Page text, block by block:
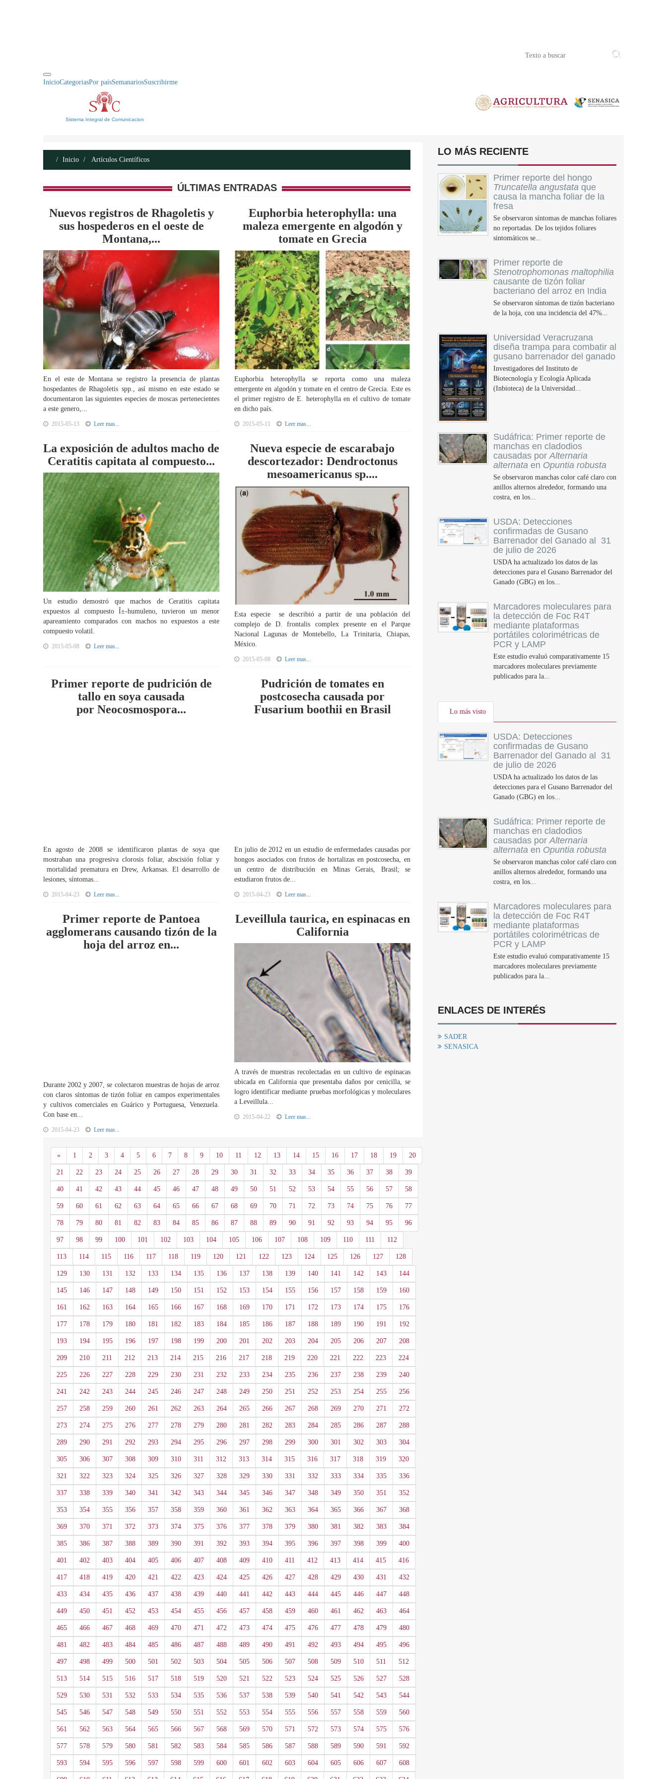
InicioCategoriasPor paísSemanariosSuscribirme
Sistema Integral de Comunicacion
Inicio Artículos Científicos
ÚLTIMAS ENTRADAS
Nuevos registros de Rhagoletis y
sus hospederos en el oeste de
Montana,...
En el este de Montana se registro la presencia de plantas
hospedantes de Rhagoletis spp., así mismo en este estado se
documentaron las siguientes especies de moscas pertenecientes
a este genero,...
2015-05-13 Leer mas...
Euphorbia heterophylla: una
maleza emergente en algodón y
tomate en Grecia
Euphorbia heterophylla se reporta como una maleza
emergente en algodón y tomate en el centro de Grecia. Este es
el primer registro de E. heterophylla en el cultivo de tomate
en dicho país.
2015-05-11 Leer mas...
La exposición de adultos macho de
Ceratitis capitata al compuesto...
Un estudio demostró que machos de Ceratitis capitata
expuestos al compuesto Î±-humuleno, tuvieron un menor
apareamiento comparados con machos no expuestos a este
compuesto volatil.
2015-05-08 Leer mas...
Nueva especie de escarabajo
descortezador: Dendroctonus
mesoamericanus sp....
Esta especie se describió a partir de una población del
complejo de D. frontalis complex presente en el Parque
Nacional Lagunas de Montebello, La Trinitaria, Chiapas,
México.
2015-05-08 Leer mas...
Primer reporte de pudrición de
tallo en soya causada
por Neocosmospora...
En agosto de 2008 se identificaron plantas de soya que
mostraban una progresiva clorosis foliar, abscisión foliar y
mortalidad prematura en Drew, Arkansas. El desarrollo de
lesiones, síntomas...
2015-04-23 Leer mas...
Pudrición de tomates en
postcosecha causada por
Fusarium boothii en Brasil
En julio de 2012 en un estudio de enfermedades causadas por
hongos asociados con frutos de hortalizas en postcosecha, en
un centro de distribución en Minas Gerais, Brasil; se
estudiaron frutos de...
2015-04-23 Leer mas...
Primer reporte de Pantoea
agglomerans causando tizón de la
hoja del arroz en...
Durante 2002 y 2007, se colectaron muestras de hojas de arroz
con claros síntomas de tizón foliar en campos experimentales
y cultivos comerciales en Guárico y Portuguesa, Venezuela.
Con base en...
2015-04-23 Leer mas...
Leveillula taurica, en espinacas en
California
A través de muestras recolectadas en un cultivo de espinacas
ubicada en California que presentaba daños por cenicilla, se
logro identificar mediante pruebas morfológicas y moleculares
a Leveillula...
2015-04-22 Leer mas...
«Anterior
1 2 3 4 5 6 7 8 9 10 11 12 13 14 15 16 17 18 19 20
21 22 23 24 25 26 27 28 29 30 31 32 33 34 35 36 37 38 39
40 41 42 43 44 45 46 47 48 49 50 51 52 53 54 55 56 57 58
59 60 61 62 63 64 65 66 67 68 69 70 71 72 73 74 75 76 77
78 79 80 81 82 83 84 85 86 87 88 89 90 91 92 93 94 95 96
97 98 99 100 101 102 103 104 105 106 107 108 109 110 111 112
113 114 115 116 117 118 119 120 121 122 123 124 125 126 127 128
129 130 131 132 133 134 135 136 137 138 139 140 141 142 143 144
145 146 147 148 149 150 151 152 153 154 155 156 157 158 159 160
161 162 163 164 165 166 167 168 169 170 171 172 173 174 175 176
177 178 179 180 181 182 183 184 185 186 187 188 189 190 191 192
193 194 195 196 197 198 199 200 201 202 203 204 205 206 207 208
209 210 211 212 213 214 215 216 217 218 219 220 221 222 223 224
225 226 227 228 229 230 231 232 233 234 235 236 237 238 239 240
241 242 243 244 245 246 247 248 249 250 251 252 253 254 255 256
257 258 259 260 261 262 263 264 265 266 267 268 269 270 271 272
273 274 275 276 277 278 279 280 281 282 283 284 285 286 287 288
289 290 291 292 293 294 295 296 297 298 299 300 301 302 303 304
305 306 307 308 309 310 311 312 313 314 315 316 317 318 319 320
321 322 323 324 325 326 327 328 329 330 331 332 333 334 335 336
337 338 339 340 341 342 343 344 345 346 347 348 349 350 351 352
353 354 355 356 357 358 359 360 361 362 363 364 365 366 367 368
369 370 371 372 373 374 375 376 377 378 379 380 381 382 383 384
385 386 387 388 389 390 391 392 393 394 395 396 397 398 399 400
401 402 403 404 405 406 407 408 409 410 411 412 413 414 415 416
417 418 419 420 421 422 423 424 425 426 427 428 429 430 431 432
433 434 435 436 437 438 439 440 441 442 443 444 445 446 447 448
449 450 451 452 453 454 455 456 457 458 459 460 461 462 463 464
465 466 467 468 469 470 471 472 473 474 475 476 477 478 479 480
481 482 483 484 485 486 487 488 489 490 491 492 493 494 495 496
497 498 499 500 501 502 503 504 505 506 507 508 509 510 511 512
513 514 515 516 517 518 519 520 521 522 523 524 525 526 527 528
529 530 531 532 533 534 535 536 537 538 539 540 541 542 543 544
545 546 547 548 549 550 551 552 553 554 555 556 557 558 559 560
561 562 563 564 565 566 567 568 569 570 571 572 573 574 575 576
577 578 579 580 581 582 583 584 585 586 587 588 589 590 591 592
593 594 595 596 597 598 599 600 601 602 603 604 605 606 607 608
LO MÁS RECIENTE
Primer reporte del hongo
Truncatella angustata que
causa la mancha foliar de la
fresa
Se observaron síntomas de manchas foliares
no reportadas. De los tejidos foliares
sintomáticos se...
Primer reporte de
Stenotrophomonas maltophilia
causante de tizón foliar
bacteriano del arroz en India
Se observaron síntomas de tizón bacteriano
de la hoja, con una incidencia del 47%...
Universidad Veracruzana
diseña trampa para combatir al
gusano barrenador del ganado
Investigadores del Instituto de
Biotecnología y Ecología Aplicada
(Inbioteca) de la Universidad...
Sudáfrica: Primer reporte de
manchas en cladodios
causadas porAlternaria
alternata en Opuntia robusta
Se observaron manchas color café claro con
anillos alternos alrededor, formando una
costra, en los...
USDA: Detecciones
confirmadas de Gusano
Barrenador del Ganado al 31
de julio de 2026
USDA ha actualizado los datos de las
detecciones para el Gusano Barrenador del
Ganado (GBG) en los...
Marcadores moleculares para
la detección de Foc R4T
mediante plataformas
portátiles colorimétricas de
PCR y LAMP
Este estudio evaluó comparativamente 15
marcadores moleculares previamente
publicados para la...
Lo más visto
USDA: Detecciones
confirmadas de Gusano
Barrenador del Ganado al 31
de julio de 2026
USDA ha actualizado los datos de las
detecciones para el Gusano Barrenador del
Ganado (GBG) en los...
Sudáfrica: Primer reporte de
manchas en cladodios
causadas porAlternaria
alternata en Opuntia robusta
Se observaron manchas color café claro con
anillos alternos alrededor, formando una
costra, en los...
Marcadores moleculares para
la detección de Foc R4T
mediante plataformas
portátiles colorimétricas de
PCR y LAMP
Este estudio evaluó comparativamente 15
marcadores moleculares previamente
publicados para la...
ENLACES DE INTERÉS
SADER
SENASICA